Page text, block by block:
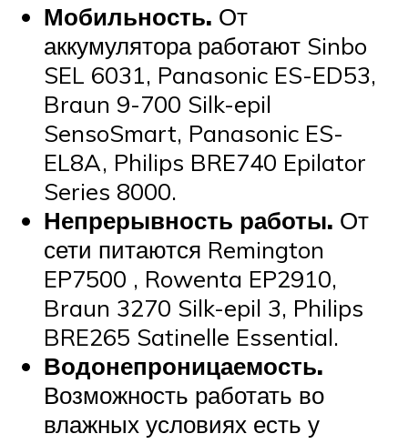
Мобильность. От
аккумулятора работают Sinbo
SEL 6031, Panasonic ES-ED53,
Braun 9-700 Silk-epil
SensoSmart, Panasonic ES-
EL8A, Philips BRE740 Epilator
Series 8000.
Непрерывность работы. От
сети питаются Remington
EP7500 , Rowenta EP2910,
Braun 3270 Silk-epil 3, Philips
BRE265 Satinelle Essential.
Водонепроницаемость.
Возможность работать во
влажных условиях есть у